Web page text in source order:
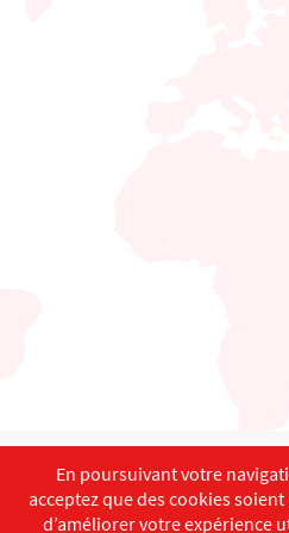
English Français
Copyright ©ISEC-AdW
En poursuivant votre
acceptez que des cookies
d’améliorer votre expérience